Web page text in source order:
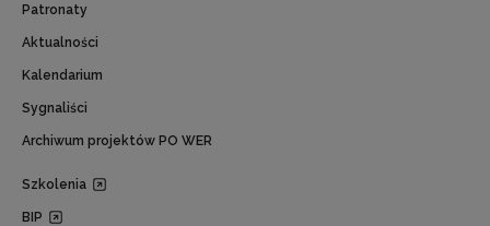
Patronaty
Aktualności
Kalendarium
Sygnaliści
Archiwum projektów PO WER
Szkolenia
BIP